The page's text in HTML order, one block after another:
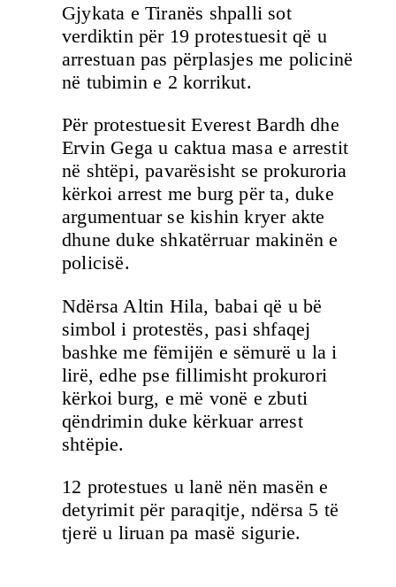
Gjykata e Tiranës shpalli sot
verdiktin për 19 protestuesit që u
arrestuan pas përplasjes me policinë
në tubimin e 2 korrikut.
Për protestuesit Everest Bardh dhe
Ervin Gega u caktua masa e arrestit
në shtëpi, pavarësisht se prokuroria
kërkoi arrest me burg për ta, duke
argumentuar se kishin kryer akte
dhune duke shkatërruar makinën e
policisë.
Ndërsa Altin Hila, babai që u bë
simbol i protestës, pasi shfaqej
bashke me fëmijën e sëmurë u la i
lirë, edhe pse fillimisht prokurori
kërkoi burg, e më vonë e zbuti
qëndrimin duke kërkuar arrest
shtëpie.
12 protestues u lanë nën masën e
detyrimit për paraqitje, ndërsa 5 të
tjerë u liruan pa masë sigurie.